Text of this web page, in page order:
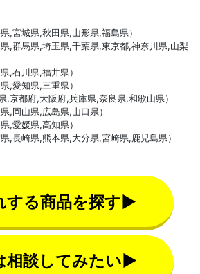
,宮城県,秋田県,山形県,福島県）
,群馬県,埼玉県,千葉県,東京都,神奈川県,山梨
,石川県,福井県）
,愛知県,三重県）
,京都府,大阪府,兵庫県,奈良県,和歌山県）
,岡山県,広島県,山口県）
,愛媛県,高知県）
,長崎県,熊本県,大分県,宮崎県,鹿児島県）
する商品を探す▶
相談してみたい▶